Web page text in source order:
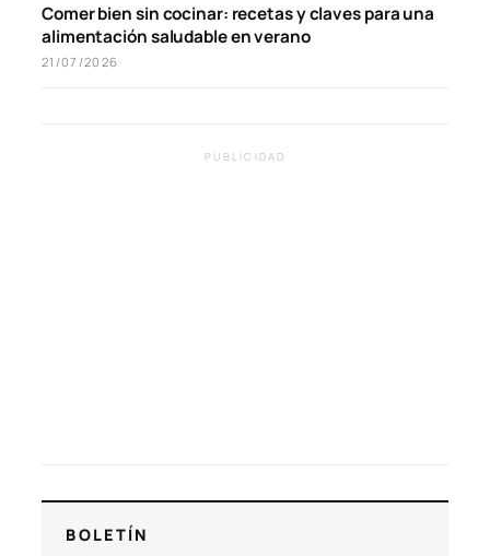
Comer bien sin cocinar: recetas y claves para una
alimentación saludable en verano
21/07/2026
PUBLICIDAD
BOLETÍN